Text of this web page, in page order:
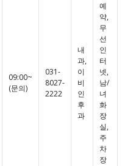
09:00~
(문의)
031-
8027-
2222
내
과,
이
비
인
후
과
예
약,
무
선
인
터
넷,
남/
녀
화
장
실,
주
차
장